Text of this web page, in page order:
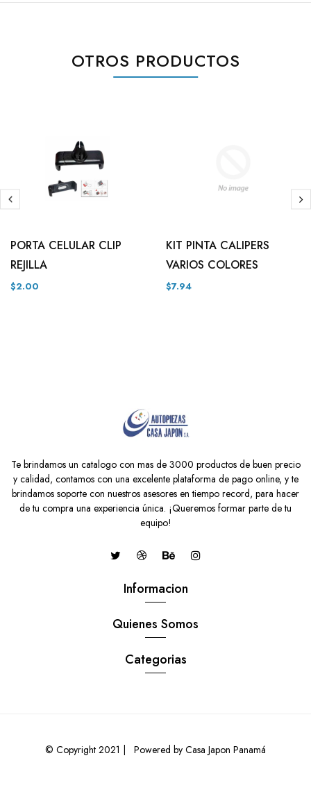
OTROS PRODUCTOS
PORTA CELULAR CLIP
REJILLA
$2.00
KIT PINTA CALIPERS
VARIOS COLORES
$7.94
Te brindamos un catalogo con mas de 3000 productos de buen precio
y calidad, contamos con una excelente plataforma de pago online, y te
brindamos soporte con nuestros asesores en tiempo record, para hacer
de tu compra una experiencia única. ¡Queremos formar parte de tu
equipo!
Informacion
Quienes Somos
Categorias
© Copyright 2021 | Powered by Casa Japon Panamá